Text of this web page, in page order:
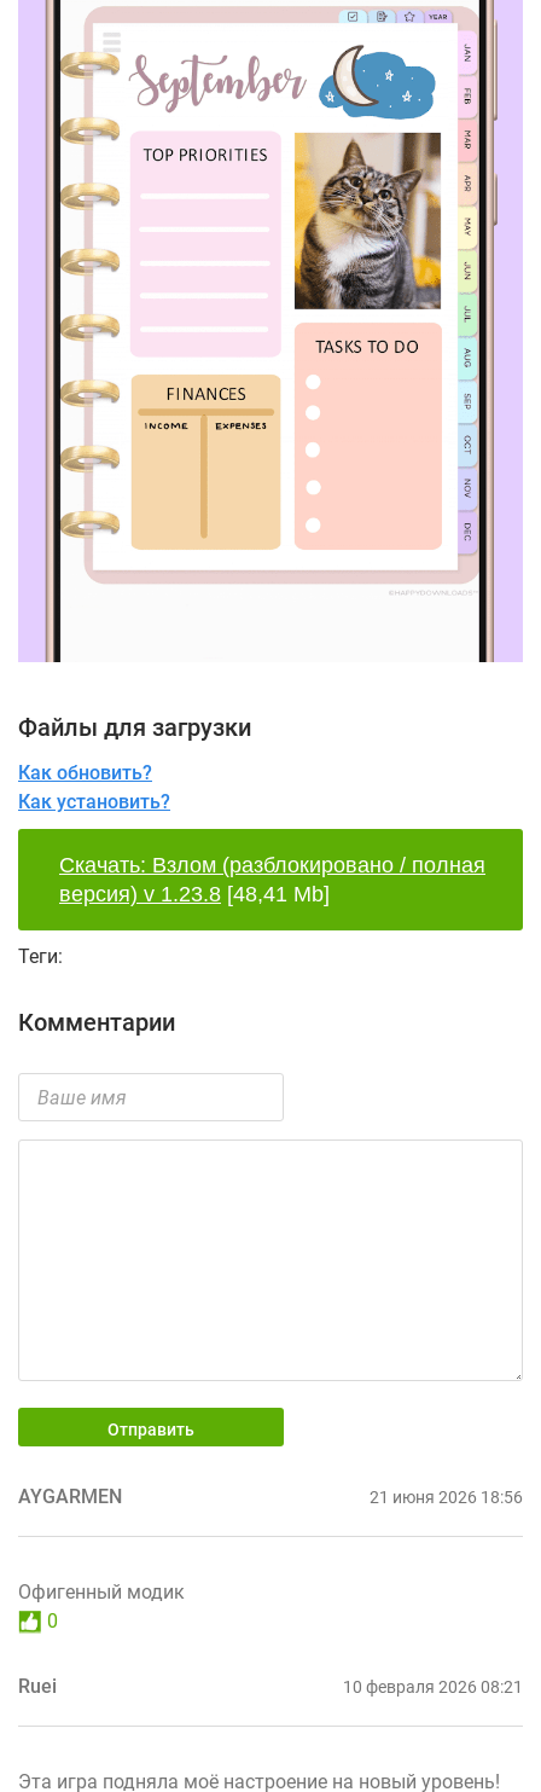
Файлы для загрузки
Как обновить?
Как установить?
Скачать: Взлом (разблокировано / полная
версия) v 1.23.8 [48,41 Mb]
Теги:
Комментарии
Отправить
AYGARMEN 21 июня 2026 18:56
Офигенный модик
0
Ruei 10 февраля 2026 08:21
Эта игра подняла моё настроение на новый уровень!